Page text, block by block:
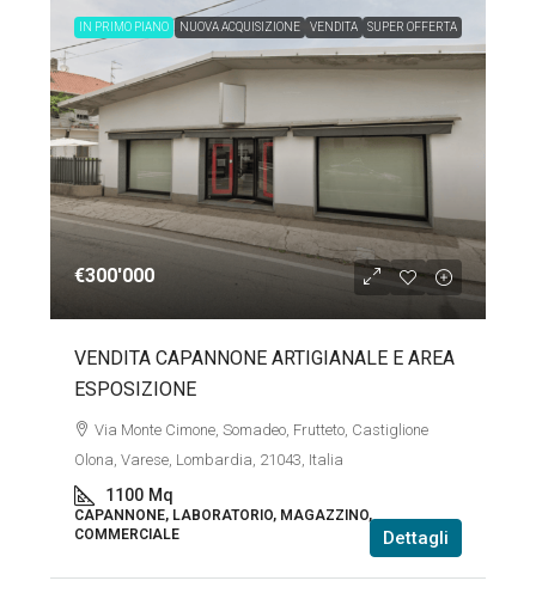
IN PRIMO PIANO NUOVA ACQUISIZIONE VENDITA SUPER OFFERTA
€300'000
VENDITA CAPANNONE ARTIGIANALE E AREA
ESPOSIZIONE
Via Monte Cimone, Somadeo, Frutteto, Castiglione
Olona, Varese, Lombardia, 21043, Italia
1100 Mq
CAPANNONE, LABORATORIO, MAGAZZINO,
COMMERCIALE
Dettagli